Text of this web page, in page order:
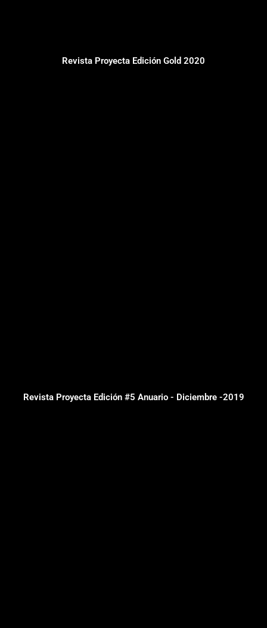
Revista Proyecta Edición Gold 2020
Revista Proyecta Edición #5 Anuario - Diciembre -2019